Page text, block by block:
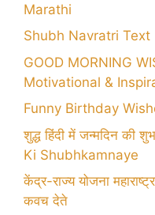
Marathi
Shubh Navratri
GOOD MORNING
Motivational &
Funny Birthday
शुद्ध हिंदी में जन्मदिन
Ki Shubhkamnaye
केंद्र-राज्य योजना
कवच देते